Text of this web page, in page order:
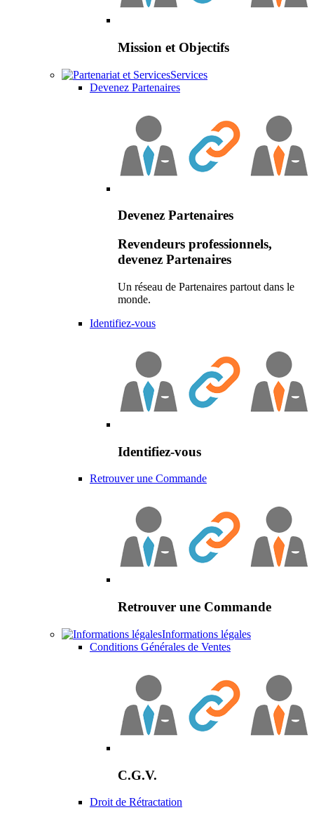
Mission et Objectifs
Services
Devenez Partenaires
Devenez Partenaires
Revendeurs professionnels,
devenez Partenaires
Un réseau de Partenaires partout dans le
monde.
Identifiez-vous
Identifiez-vous
Retrouver une Commande
Retrouver une Commande
Informations légales
Conditions Générales de Ventes
C.G.V.
Droit de Rétractation